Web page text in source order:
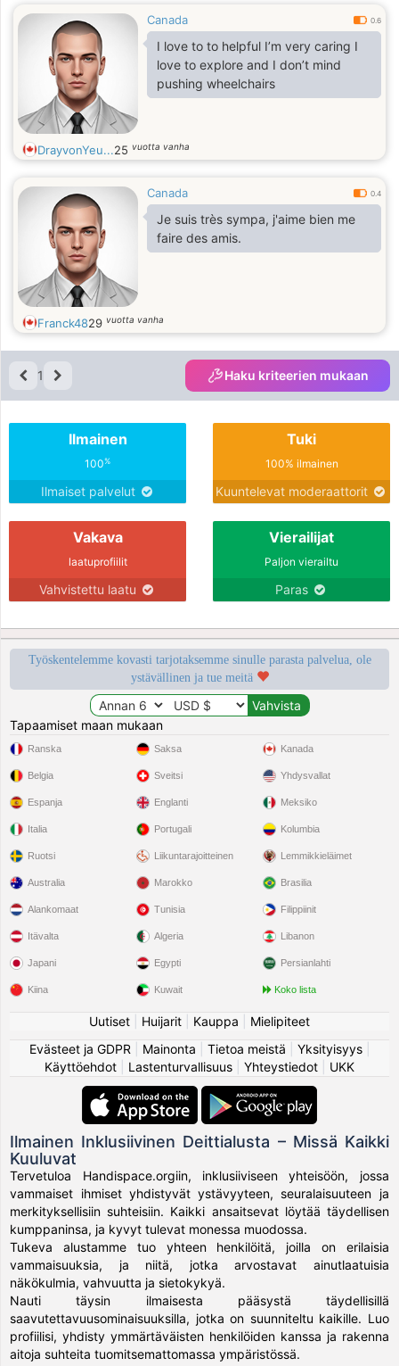
Canada 0.6
I love to to helpful I’m very caring I
love to explore and I don’t mind
pushing wheelchairs
DrayvonYeu...25 vuotta vanha
Canada 0.4
Je suis très sympa, j'aime bien me
faire des amis.
Franck4829 vuotta vanha
1 Haku kriteerien mukaan
Ilmainen
100%
Ilmaiset palvelut
Tuki
100% ilmainen
Kuuntelevat moderaattorit
Vakava
laatuprofiilit
Vahvistettu laatu
Vierailijat
Paljon vierailtu
Paras
Työskentelemme kovasti tarjotaksemme sinulle parasta palvelua, ole
ystävällinen ja tue meitä
Tapaamiset maan mukaan
Ranska
Belgia
Espanja
Italia
Ruotsi
Saksa
Sveitsi
Englanti
Portugali
Liikuntarajoitteinen
Kanada
Yhdysvallat
Meksiko
Kolumbia
Lemmikkieläimet
Australia
Alankomaat
Itävalta
Japani
Kiina
Marokko
Tunisia
Algeria
Egypti
Kuwait
Brasilia
Filippiinit
Libanon
Persianlahti
Koko lista
Uutiset Huijarit Kauppa
Mielipiteet
Evästeet ja GDPR
Mainonta Tietoa meistä Yksityisyys|
Käyttöehdot
Lastenturvallisuus Yhteystiedot UKK
Ilmainen Inklusiivinen Deittialusta – Missä Kaikki
Kuuluvat
Tervetuloa Handispace.orgiin, inklusiiviseen yhteisöön, jossa
vammaiset ihmiset yhdistyvät ystävyyteen, seuralaisuuteen ja
merkityksellisiin suhteisiin. Kaikki ansaitsevat löytää täydellisen
kumppaninsa, ja kyvyt tulevat monessa muodossa.
Tukeva alustamme tuo yhteen henkilöitä, joilla on erilaisia
vammaisuuksia, ja niitä, jotka arvostavat ainutlaatuisia
näkökulmia, vahvuutta ja sietokykyä.
Nauti täysin ilmaisesta pääsystä täydellisillä
saavutettavuusominaisuuksilla, jotka on suunniteltu kaikille. Luo
profiilisi, yhdisty ymmärtäväisten henkilöiden kanssa ja rakenna
aitoja suhteita tuomitsemattomassa ympäristössä.